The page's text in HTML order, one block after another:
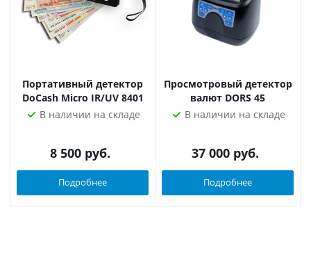
Портативный детектор
DoCash Micro IR/UV 8401
В наличии на складе
8 500 руб.
Подробнее
Просмотровый детектор
валют DORS 45
В наличии на складе
37 000 руб.
Подробнее